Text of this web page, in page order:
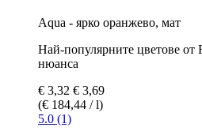
Aqua - ярко оранжево, мат
Най-популярните цветове от
нюанса
€ 3,32 € 3,69
(€ 184,44 / l)
5.0 (1)